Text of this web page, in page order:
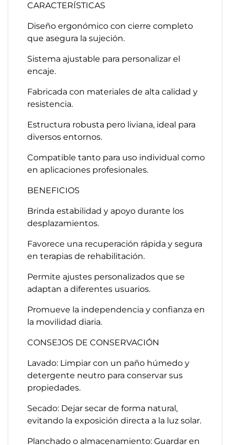
CARACTERÍSTICAS
Diseño ergonómico con cierre completo
que asegura la sujeción.
Sistema ajustable para personalizar el
encaje.
Fabricada con materiales de alta calidad y
resistencia.
Estructura robusta pero liviana, ideal para
diversos entornos.
Compatible tanto para uso individual como
en aplicaciones profesionales.
BENEFICIOS
Brinda estabilidad y apoyo durante los
desplazamientos.
Favorece una recuperación rápida y segura
en terapias de rehabilitación.
Permite ajustes personalizados que se
adaptan a diferentes usuarios.
Promueve la independencia y confianza en
la movilidad diaria.
CONSEJOS DE CONSERVACIÓN
Lavado: Limpiar con un paño húmedo y
detergente neutro para conservar sus
propiedades.
Secado: Dejar secar de forma natural,
evitando la exposición directa a la luz solar.
Planchado o almacenamiento: Guardar en